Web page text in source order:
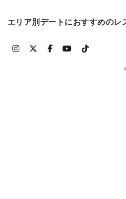
エリア別デートにおすすめのレ